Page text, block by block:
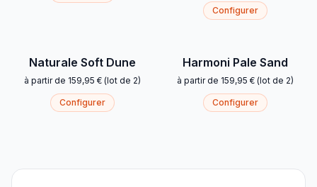
Configurer
Naturale Soft Dune
à partir de 159,95 €(lot de 2)
Configurer
Harmoni Pale Sand
à partir de 159,95 €(lot de 2)
Configurer